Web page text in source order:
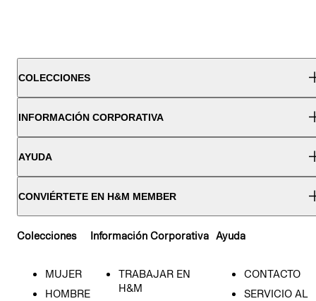
COLECCIONES
INFORMACIÓN CORPORATIVA
AYUDA
CONVIÉRTETE EN H&M MEMBER
Colecciones
MUJER
HOMBRE
Información Corporativa
TRABAJAR EN
H&M
Ayuda
CONTACTO
SERVICIO AL